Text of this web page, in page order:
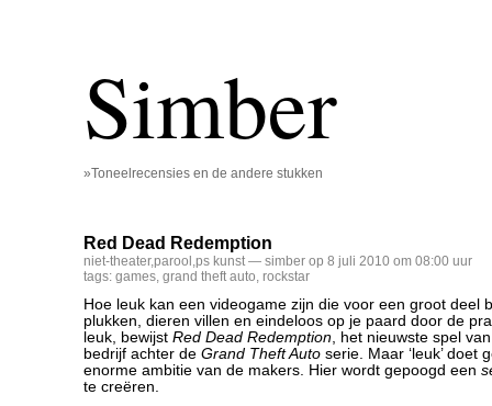
Simber
»Toneelrecensies en de andere stukken
Red Dead Redemption
niet-theater,parool ,ps kunst— simber op 8 juli 2010 om 08:00 uur
tags: games, grand theft auto, rockstar
Hoe leuk kan een videogame zijn die voor een groot deel
plukken, dieren villen en eindeloos op je paard door de
leuk, bewijst Red Dead Redemption, het nieuwste spel
bedrijf achter de Grand Theft Auto serie. Maar ‘leuk’ doet
enorme ambitie van de makers. Hier wordt gepoogd een
te creëren.